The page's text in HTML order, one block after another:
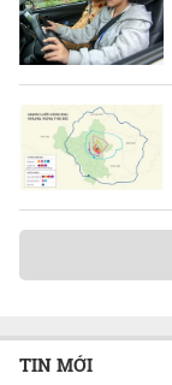
TIN MỚI